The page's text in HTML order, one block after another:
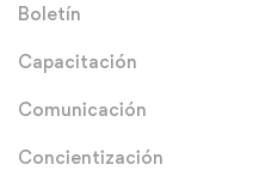
Boletín
Capacitación
Comunicación
Concientización